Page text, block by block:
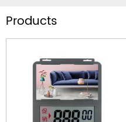
Products